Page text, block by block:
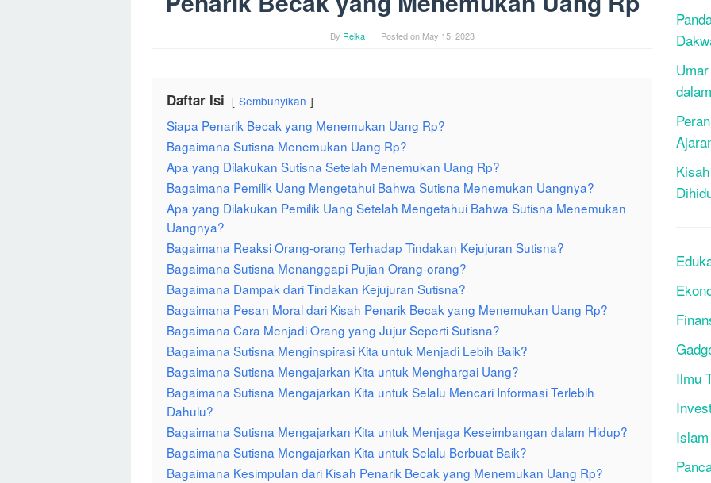
By Reika Posted on May 15, 2023
Daftar Isi Sembunyikan
Siapa Penarik Becak yang Menemukan Uang Rp?
Bagaimana Sutisna Menemukan Uang Rp?
Apa yang Dilakukan Sutisna Setelah Menemukan Uang Rp?
Bagaimana Pemilik Uang Mengetahui Bahwa Sutisna Menemukan Uangnya?
Apa yang Dilakukan Pemilik Uang Setelah Mengetahui Bahwa Sutisna Menemukan
Uangnya?
Bagaimana Reaksi Orang-orang Terhadap Tindakan Kejujuran Sutisna?
Bagaimana Sutisna Menanggapi Pujian Orang-orang?
Bagaimana Dampak dari Tindakan Kejujuran Sutisna?
Bagaimana Pesan Moral dari Kisah Penarik Becak yang Menemukan Uang Rp?
Bagaimana Cara Menjadi Orang yang Jujur Seperti Sutisna?
Bagaimana Sutisna Menginspirasi Kita untuk Menjadi Lebih Baik?
Bagaimana Sutisna Mengajarkan Kita untuk Menghargai Uang?
Bagaimana Sutisna Mengajarkan Kita untuk Selalu Mencari Informasi Terlebih
Dahulu?
Bagaimana Sutisna Mengajarkan Kita untuk Menjaga Keseimbangan dalam Hidup?
Bagaimana Sutisna Mengajarkan Kita untuk Selalu Berbuat Baik?
Bagaimana Kesimpulan dari Kisah Penarik Becak yang Menemukan Uang Rp?
Ilmu